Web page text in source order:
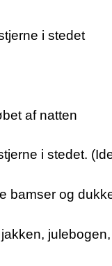
i stedet
af natten
i stedet.
bamser og